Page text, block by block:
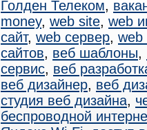
Голден Телеком,
money, web site, web
сайт, web сервер, web
сайтов, веб шаблоны,
сервис, веб
веб дизайнер, веб
студия веб дизайна,
беспроводной